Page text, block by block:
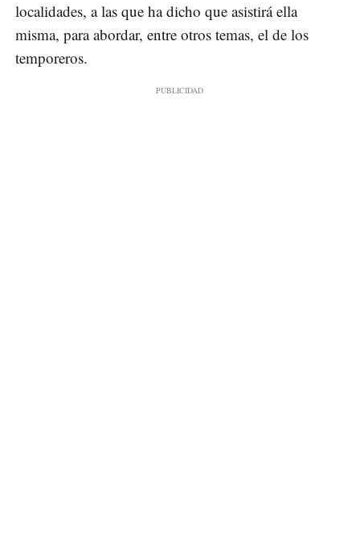
localidades, a las que ha dicho que asistirá ella
misma, para abordar, entre otros temas, el de los
temporeros.